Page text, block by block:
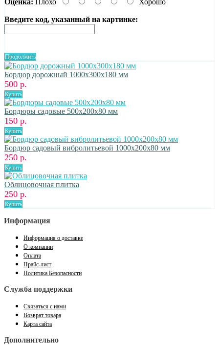
Оценка: Плохо Хорошо
Введите код, указанный на картинке:
Продолжить
Бордюр дорожный 1000x300x180 мм
500 р.
Купить
Бордюры садовые 500x200x80 мм
150 р.
Купить
Бордюр садовый вибролитьевой 1000x200x80 мм
250 р.
Купить
Облицовочная плитка
250 р.
Купить
Информация
Информация о доставке
О компании
Оплата
Прайс-лист
Политика Безопасности
Служба поддержки
Связаться с нами
Возврат товара
Карта сайта
Дополнительно